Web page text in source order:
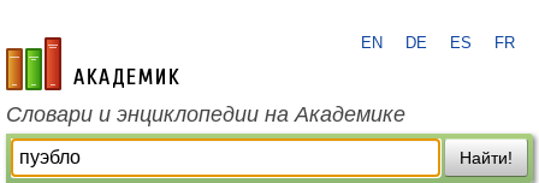
academic.ru
EN DE ES FR
Словари и энциклопедии на Академике
Найти!